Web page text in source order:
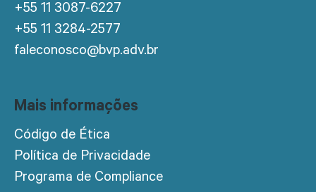
+55 11 3087-6227
+55 11 3284-2577
faleconosco@bvp.adv.br
Mais informações
Código de Ética
Política de Privacidade
Programa de Compliance